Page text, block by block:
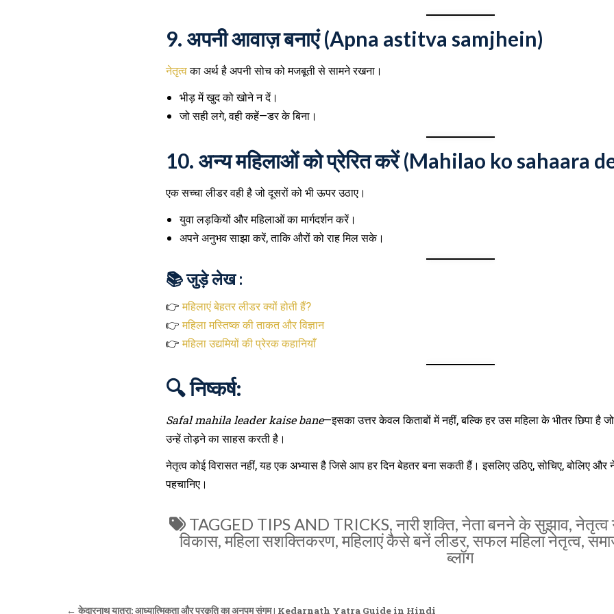
9. अपनी आवाज़ बनाएं (Apna astitva samjhein)
नेतृत्वका अर्थ है अपनी सोच को मजबूती से सामने रखना।
भीड़ में खुद को खोने न दें।
जो सही लगे, वही कहें—डर के बिना।
10. अन्य महिलाओं को प्रेरित करें (Mahilao ko sahaara
एक सच्चा लीडर वही है जो दूसरों को भी ऊपर उठाए।
युवा लड़कियों और महिलाओं का मार्गदर्शन करें।
अपने अनुभव साझा करें, ताकि औरों को राह मिल सके।
📚 जुड़े लेख :
👉महिलाएं बेहतर लीडर क्यों होती हैं?
👉महिला मस्तिष्क की ताकत और विज्ञान
👉महिला उद्यमियों की प्रेरक कहानियाँ
🔍 निष्कर्ष:
Safal mahila leader kaise bane—इसका उत्तर केवल किताबों में नहीं, बल्कि हर उस महिला के भीतर छिपा है
उन्हें तोड़ने का साहस करती है।
नेतृत्व कोई विरासत नहीं, यह एक अभ्यास है जिसे आप हर दिन बेहतर बना सकती हैं। इसलिए उठिए, सोचिए, बोलिए और
पहचानिए।
TAGGED TIPS AND TRICKS,नारी शक्ति,नेता बनने के सुझाव,नेतृत्व
विकास,महिला सशक्तिकरण,महिलाएं कैसे बनें लीडर,सफल महिला नेतृत्व,
ब्लॉग
← केदारनाथ यात्रा: आध्यात्मिकता और प्रकृति का अनुपम संगम | Kedarnath Yatra Guide in Hindi